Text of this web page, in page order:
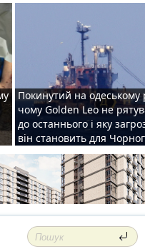
Покинутий на одеському
чому Golden Leo не
до останнього і яку
він становить для